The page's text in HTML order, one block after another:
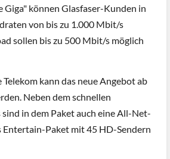
Giga" können Glasfaser-Kunden in
von bis zu 1.000 Mbit/s
sollen bis zu 500 Mbit/s möglich
kann das neue Angebot ab
Neben dem schnellen
in dem Paket auch eine All-Net-
Entertain-Paket mit 45 HD-Sendern